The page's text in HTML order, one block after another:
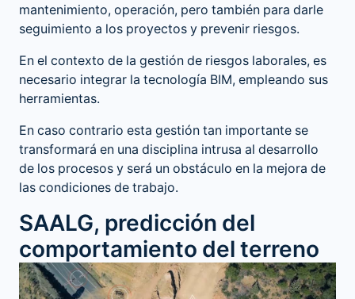
mantenimiento, operación, pero también para darle
seguimiento a los proyectos y prevenir riesgos.
En el contexto de la gestión de riesgos laborales, es
necesario integrar la tecnología BIM, empleando sus
herramientas.
En caso contrario esta gestión tan importante se
transformará en una disciplina intrusa al desarrollo
de los procesos y será un obstáculo en la mejora de
las condiciones de trabajo.
SAALG, predicción del
comportamiento del terreno